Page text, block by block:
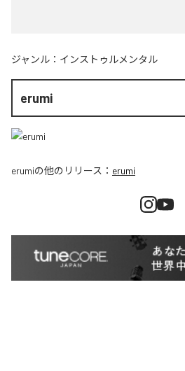
ジャンル： インストゥルメンタル
erumi
erumiの他のリリース： erumi